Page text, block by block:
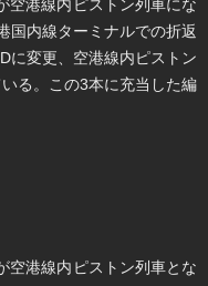
空港線内ピストン列車にな
国内線ターミナルでの折返
に変更、空港線内ピストン
る。この3本に充当した編
空港線内ピストン列車とな